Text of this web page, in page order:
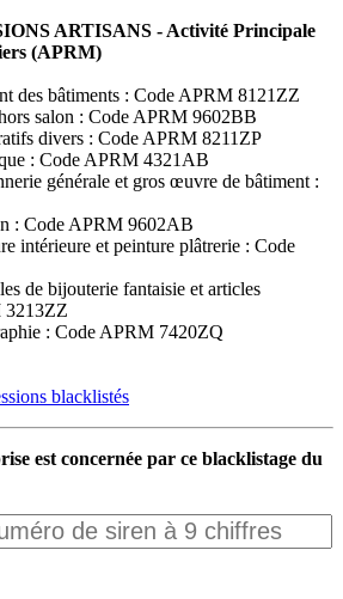
ARTISANS - Activité Principale
(APRM)
des bâtiments : Code APRM 8121ZZ
salon : Code APRM 9602BB
divers : Code APRM 8211ZP
: Code APRM 4321AB
générale et gros œuvre de bâtiment :
: Code APRM 9602AB
intérieure et peinture plâtrerie : Code
de bijouterie fantaisie et articles
3213ZZ
: Code APRM 7420ZQ
blacklistés
est concernée par ce blacklistage du